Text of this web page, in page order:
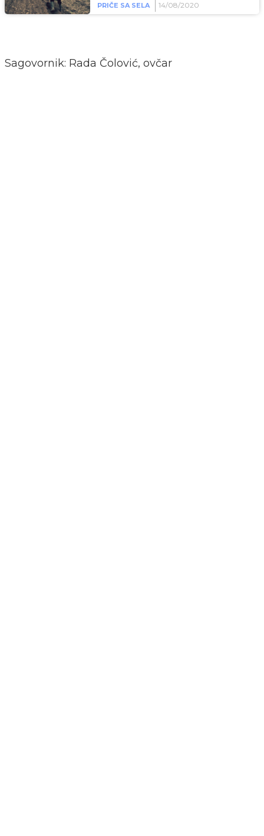
PRIČE SA SELA 14/08/2020
Sagovornik: Rada Čolović, ovčar